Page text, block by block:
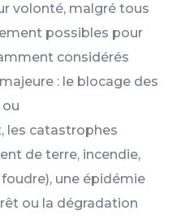
volonté, malgré tous
possibles pour
considérés
: le blocage des
les catastrophes
de terre, incendie,
une épidémie
ou la dégradation